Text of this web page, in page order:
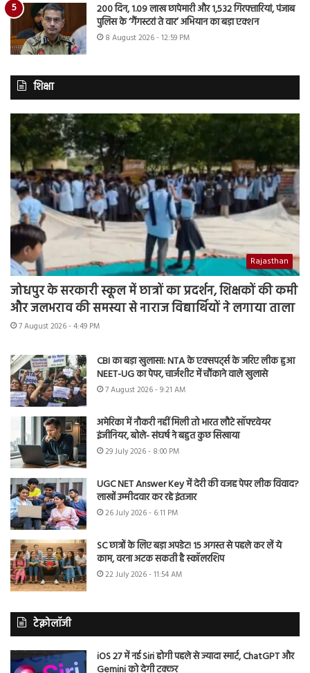
200 दिन, 1.09 लाख छापेमारी और 1,532 गिरफ्तारियां, पंजाब
पुलिस के ‘गैंगस्टरां ते वार’ अभियान का बड़ा एक्शन
8 August 2026 - 12:59 PM
शिक्षा
Rajasthan
जोधपुर के सरकारी स्कूल में छात्रों का प्रदर्शन, शिक्षकों की कमी
और जलभराव की समस्या से नाराज विद्यार्थियों ने लगाया ताला
7 August 2026 - 4:49 PM
CBI का बड़ा खुलासा: NTA के एक्सपर्ट्स के जरिए लीक हुआ
NEET-UG का पेपर, चार्जशीट में चौंकाने वाले खुलासे
7 August 2026 - 9:21 AM
अमेरिका में नौकरी नहीं मिली तो भारत लौटे सॉफ्टवेयर
इंजीनियर, बोले- संघर्ष ने बहुत कुछ सिखाया
29 July 2026 - 8:00 PM
UGC NET Answer Key में देरी की वजह पेपर लीक विवाद?
लाखों उम्मीदवार कर रहे इंतजार
26 July 2026 - 6:11 PM
SC छात्रों के लिए बड़ा अपडेट! 15 अगस्त से पहले कर लें ये
काम, वरना अटक सकती है स्कॉलरशिप
22 July 2026 - 11:54 AM
टेक्नोलॉजी
iOS 27 में नई Siri होगी पहले से ज्यादा स्मार्ट, ChatGPT और